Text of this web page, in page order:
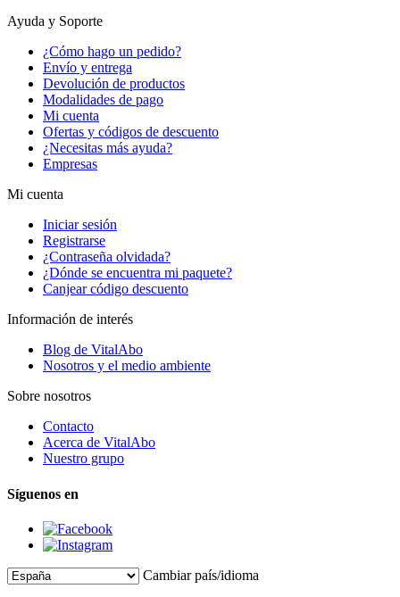
Ayuda y Soporte
¿Cómo hago un pedido?
Envío y entrega
Devolución de productos
Modalidades de pago
Mi cuenta
Ofertas y códigos de descuento
¿Necesitas más ayuda?
Empresas
Mi cuenta
Iniciar sesión
Registrarse
¿Contraseña olvidada?
¿Dónde se encuentra mi paquete?
Canjear código descuento
Información de interés
Blog de VitalAbo
Nosotros y el medio ambiente
Sobre nosotros
Contacto
Acerca de VitalAbo
Nuestro grupo
Síguenos en
Cambiar país/idioma